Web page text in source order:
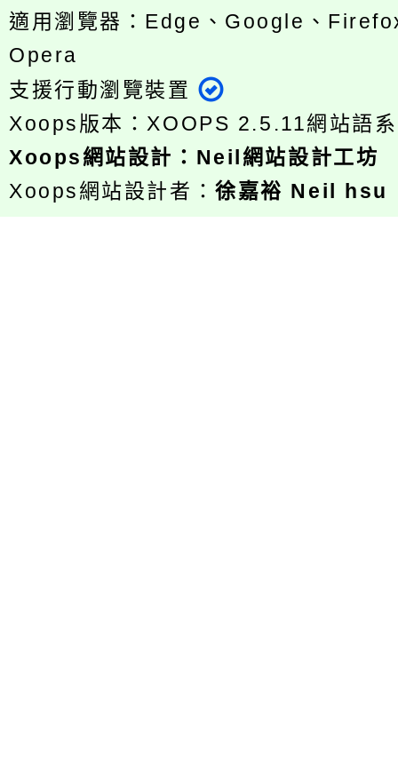
適用瀏覽器：Edge、Google、
Opera
支援行動瀏覽裝置
Xoops版本： XOOPS 2.5.11網站語
Xoops網站設計 ： Neil網站設計工坊
Xoops網站設計者：徐嘉裕 Neil hsu